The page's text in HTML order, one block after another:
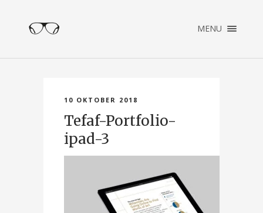
MENU ×
ENGLISH
NEDERLANDS
10 OKTOBER 2018
Tefaf-Portfolio-
ipad-3